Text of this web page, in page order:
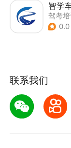
智学
驾考培
0.0
联系我们